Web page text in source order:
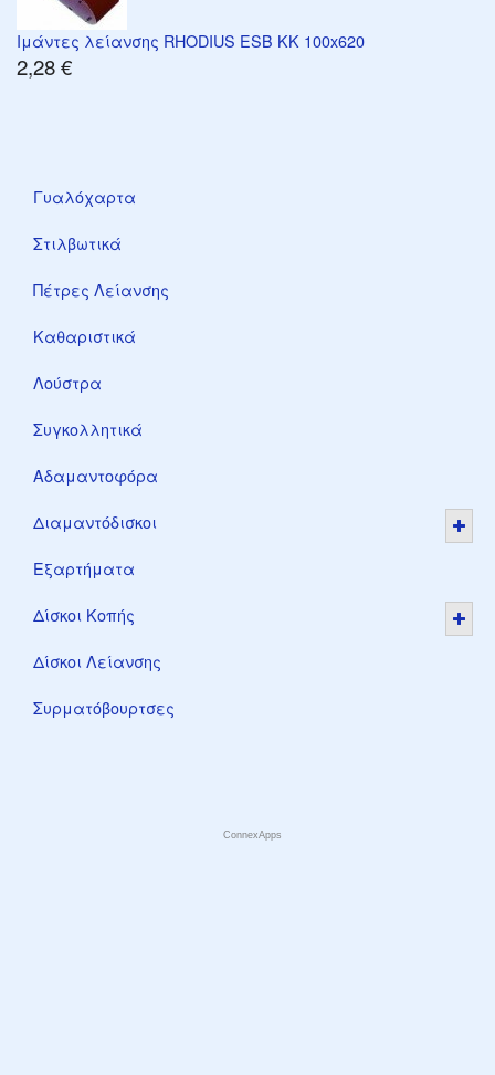
Ιμάντες λείανσης RHODIUS ESB KK 100x620
2,28 €
Γυαλόχαρτα
Στιλβωτικά
Πέτρες Λείανσης
Καθαριστικά
Λούστρα
Συγκολλητικά
Αδαμαντοφόρα
Διαμαντόδισκοι
Εξαρτήματα
Δίσκοι Κοπής
Δίσκοι Λείανσης
Συρματόβουρτσες
ConnexApps